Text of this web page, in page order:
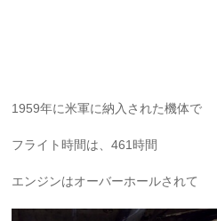
1959年に米軍に納入された機体で
フライト時間は、461時間
エンジンはオーバーホールされて